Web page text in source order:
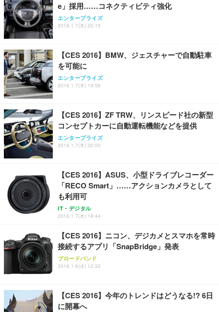
e」採用……コネクティビティ強化
エンタープライズ
2016.1.7(木) 20:15
【CES 2016】BMW、ジェスチャーで自動駐車
を可能に
エンタープライズ
2016.1.7(木) 19:56
【CES 2016】ZF TRW、リンスピード社の新型
コンセプトカーに自動運転機能などを提供
エンタープライズ
2016.1.7(木) 20:00
【CES 2016】ASUS、小型ドライブレコーダー
「RECO Smart」……アクションカメラとして
も利用可
IT・デジタル
2016.1.7(木) 18:44
【CES 2016】ニコン、デジカメとスマホを常時
接続するアプリ「SnapBridge」発表
ブロードバンド
2016.1.6(水) 12:32
【CES 2016】今年のトレンドはどうなる!? 6日
に開幕へ